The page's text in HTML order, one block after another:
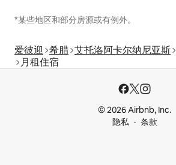
*某些地区和部分房源或有例外。
爱彼迎 希腊 艾托洛阿卡尔纳尼亚斯
月租住宿
© 2026 Airbnb, Inc.
隐私
条款